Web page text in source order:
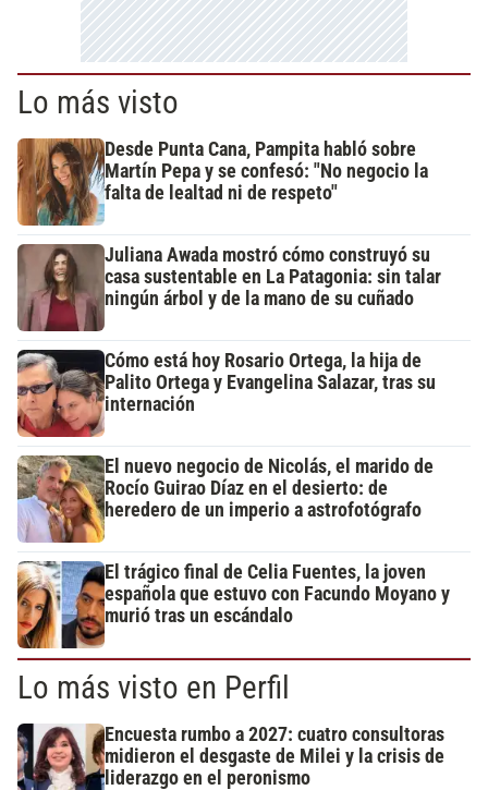
Lo más visto
Desde Punta Cana, Pampita habló sobre
Martín Pepa y se confesó: "No negocio la
falta de lealtad ni de respeto"
Juliana Awada mostró cómo construyó su
casa sustentable en La Patagonia: sin talar
ningún árbol y de la mano de su cuñado
Cómo está hoy Rosario Ortega, la hija de
Palito Ortega y Evangelina Salazar, tras su
internación
El nuevo negocio de Nicolás, el marido de
Rocío Guirao Díaz en el desierto: de
heredero de un imperio a astrofotógrafo
El trágico final de Celia Fuentes, la joven
española que estuvo con Facundo Moyano y
murió tras un escándalo
Lo más visto en Perfil
Encuesta rumbo a 2027: cuatro consultoras
midieron el desgaste de Milei y la crisis de
liderazgo en el peronismo